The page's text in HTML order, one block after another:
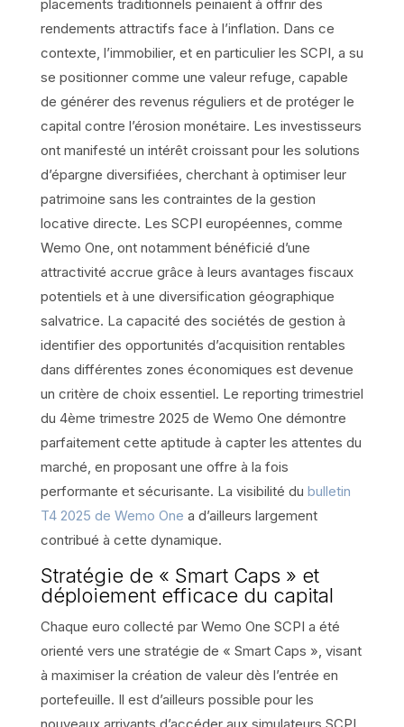
placements traditionnels peinaient à offrir des
rendements attractifs face à l’inflation. Dans ce
contexte, l’immobilier, et en particulier les SCPI, a su
se positionner comme une valeur refuge, capable
de générer des revenus réguliers et de protéger le
capital contre l’érosion monétaire. Les investisseurs
ont manifesté un intérêt croissant pour les solutions
d’épargne diversifiées, cherchant à optimiser leur
patrimoine sans les contraintes de la gestion
locative directe. Les SCPI européennes, comme
Wemo One, ont notamment bénéficié d’une
attractivité accrue grâce à leurs avantages fiscaux
potentiels et à une diversification géographique
salvatrice. La capacité des sociétés de gestion à
identifier des opportunités d’acquisition rentables
dans différentes zones économiques est devenue
un critère de choix essentiel. Le reporting trimestriel
du 4ème trimestre 2025 de Wemo One démontre
parfaitement cette aptitude à capter les attentes du
marché, en proposant une offre à la fois
performante et sécurisante. La visibilité du bulletin
T4 2025 de Wemo One a d’ailleurs largement
contribué à cette dynamique.
Stratégie de « Smart Caps » et
déploiement efficace du capital
Chaque euro collecté par Wemo One SCPI a été
orienté vers une stratégie de « Smart Caps », visant
à maximiser la création de valeur dès l’entrée en
portefeuille. Il est d’ailleurs possible pour les
nouveaux arrivants d’accéder aux simulateurs SCPI